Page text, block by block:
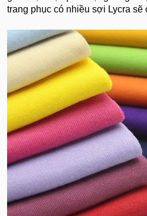
trang phục có nhiều sợi Lycra sẽ